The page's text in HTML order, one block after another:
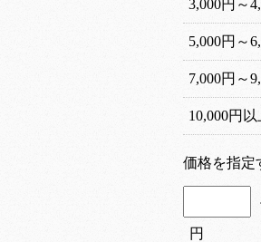
3,000円～
5,000円～
7,000円～
10,000円以
価格を指定
円